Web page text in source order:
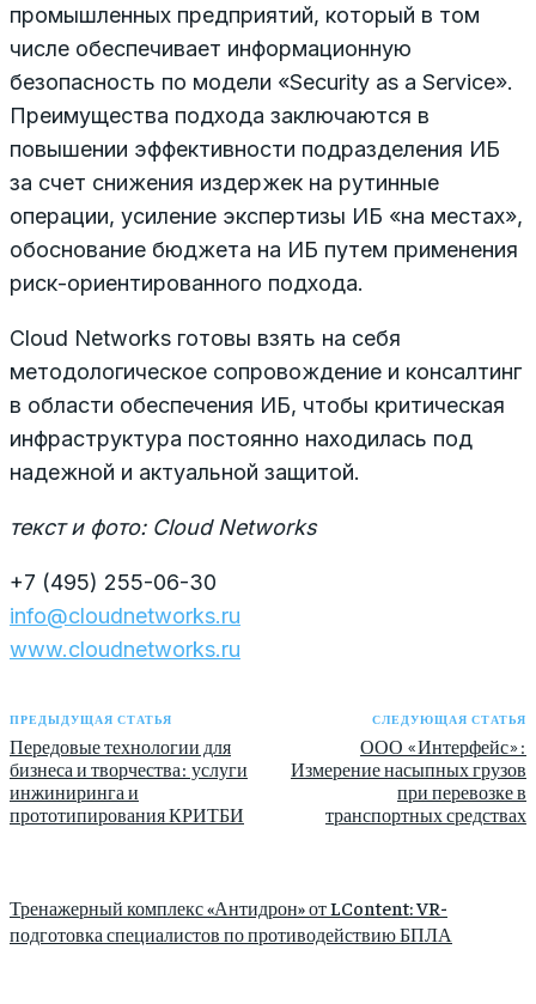
промышленных предприятий, который в том
числе обеспечивает информационную
безопасность по модели «Security as a Service».
Преимущества подхода заключаются в
повышении эффективности подразделения ИБ
за счет снижения издержек на рутинные
операции, усиление экспертизы ИБ «на местах»,
обоснование бюджета на ИБ путем применения
риск-ориентированного подхода.
Cloud Networks готовы взять на себя
методологическое сопровождение и консалтинг
в области обеспечения ИБ, чтобы критическая
инфраструктура постоянно находилась под
надежной и актуальной защитой.
текст и фото: Cloud Networks
+7 (495) 255-06-30
info@cloudnetworks.ru
www.cloudnetworks.ru
ПРЕДЫДУЩАЯ СТАТЬЯ
Передовые технологии для
бизнеса и творчества: услуги
инжиниринга и
прототипирования КРИТБИ
СЛЕДУЮЩАЯ СТАТЬЯ
ООО «Интерфейс»:
Измерение насыпных грузов
при перевозке в
транспортных средствах
Тренажерный комплекс «Антидрон» от LContent: VR-
подготовка специалистов по противодействию БПЛА